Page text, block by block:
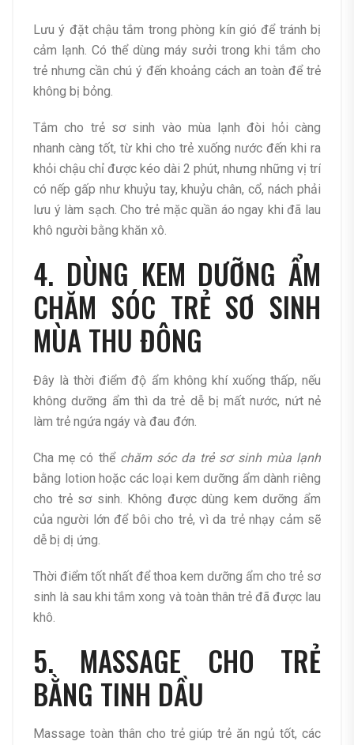
Lưu ý đặt chậu tắm trong phòng kín gió để tránh bị
cảm lạnh. Có thể dùng máy sưởi trong khi tắm cho
trẻ nhưng cần chú ý đến khoảng cách an toàn để trẻ
không bị bỏng.
Tắm cho trẻ sơ sinh vào mùa lạnh đòi hỏi càng
nhanh càng tốt, từ khi cho trẻ xuống nước đến khi ra
khỏi chậu chỉ được kéo dài 2 phút, nhưng những vị trí
có nếp gấp như khuỷu tay, khuỷu chân, cổ, nách phải
lưu ý làm sạch. Cho trẻ mặc quần áo ngay khi đã lau
khô người bằng khăn xô.
4. DÙNG KEM DƯỠNG ẨM
CHĂM SÓC TRẺ SƠ SINH
MÙA THU ĐÔNG
Đây là thời điểm độ ẩm không khí xuống thấp, nếu
không dưỡng ẩm thì da trẻ dễ bị mất nước, nứt nẻ
làm trẻ ngứa ngáy và đau đớn.
Cha mẹ có thể chăm sóc da trẻ sơ sinh mùa lạnh
bằng lotion hoặc các loại kem dưỡng ẩm dành riêng
cho trẻ sơ sinh. Không được dùng kem dưỡng ẩm
của người lớn để bôi cho trẻ, vì da trẻ nhạy cảm sẽ
dễ bị dị ứng.
Thời điểm tốt nhất để thoa kem dưỡng ẩm cho trẻ sơ
sinh là sau khi tắm xong và toàn thân trẻ đã được lau
khô.
5. MASSAGE CHO TRẺ
BẰNG TINH DẦU
Massage toàn thân cho trẻ giúp trẻ ăn ngủ tốt, các